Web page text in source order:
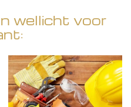
wellicht voor